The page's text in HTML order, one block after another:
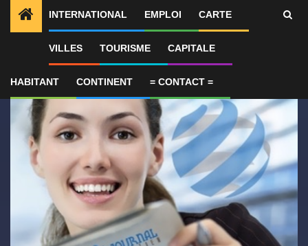
INTERNATIONAL EMPLOI CARTE
VILLES TOURISME CAPITALE
HABITANT CONTINENT = CONTACT =
ALERTES INFO 1 Le Qatar fait état de progrès en